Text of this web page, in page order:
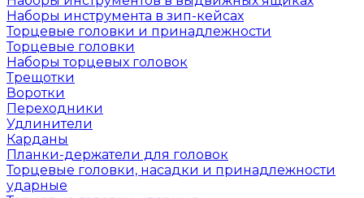
Наборы инструмента в зип-кейсах
Торцевые головки и принадлежности
Торцевые головки
Наборы торцевых головок
Трещотки
Воротки
Переходники
Удлинители
Карданы
Планки-держатели для головок
Торцевые головки, насадки и принадлежности
ударные